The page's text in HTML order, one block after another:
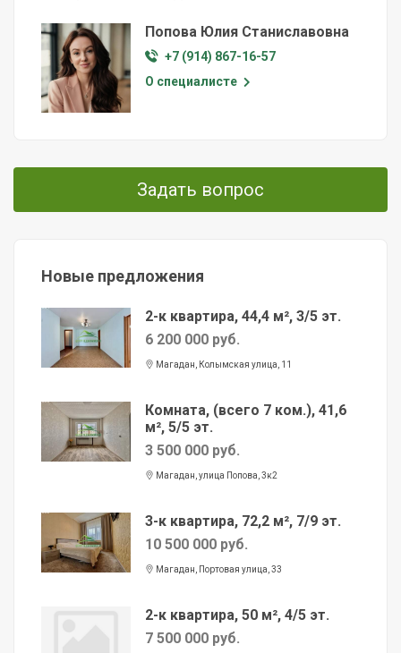
Попова Юлия Станиславовна
+7 (914) 867-16-57
О специалисте
Задать вопрос
Новые предложения
2-к квартира, 44,4 м², 3/5 эт.
6 200 000 руб.
Магадан, Колымская улица, 11
Комната, (всего 7 ком.), 41,6
м², 5/5 эт.
3 500 000 руб.
Магадан, улица Попова, 3к2
3-к квартира, 72,2 м², 7/9 эт.
10 500 000 руб.
Магадан, Портовая улица, 33
2-к квартира, 50 м², 4/5 эт.
7 500 000 руб.